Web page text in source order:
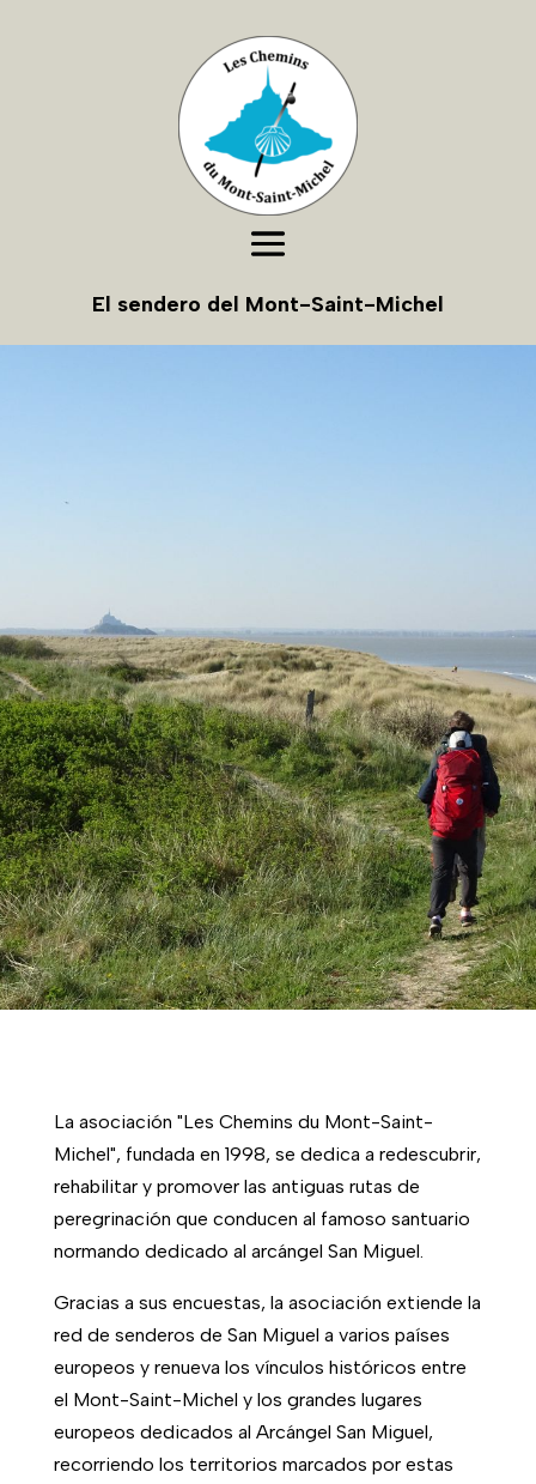
El sendero del Mont-Saint-Michel
La asociación "Les Chemins du Mont-Saint-
Michel", fundada en 1998, se dedica a redescubrir,
rehabilitar y promover las antiguas rutas de
peregrinación que conducen al famoso santuario
normando dedicado al arcángel San Miguel.
Gracias a sus encuestas, la asociación extiende la
red de senderos de San Miguel a varios países
europeos y renueva los vínculos históricos entre
el Mont-Saint-Michel y los grandes lugares
europeos dedicados al Arcángel San Miguel,
recorriendo los territorios marcados por estas